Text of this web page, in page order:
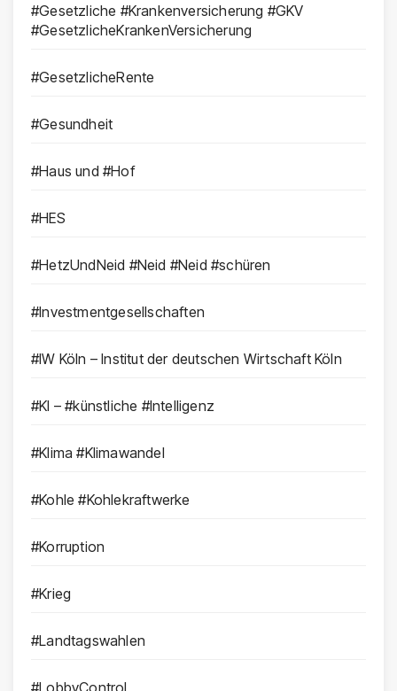
#Gesetzliche #Krankenversicherung #GKV
#GesetzlicheKrankenVersicherung
#GesetzlicheRente
#Gesundheit
#Haus und #Hof
#HES
#HetzUndNeid #Neid #Neid #schüren
#Investmentgesellschaften
#IW Köln – Institut der deutschen Wirtschaft Köln
#KI – #künstliche #Intelligenz
#Klima #Klimawandel
#Kohle #Kohlekraftwerke
#Korruption
#Krieg
#Landtagswahlen
#LobbyControl